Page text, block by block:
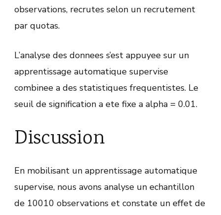
observations, recrutes selon un recrutement
par quotas.
L’analyse des donnees s’est appuyee sur un
apprentissage automatique supervise
combinee a des statistiques frequentistes. Le
seuil de signification a ete fixe a alpha = 0.01.
Discussion
En mobilisant un apprentissage automatique
supervise, nous avons analyse un echantillon
de 10010 observations et constate un effet de